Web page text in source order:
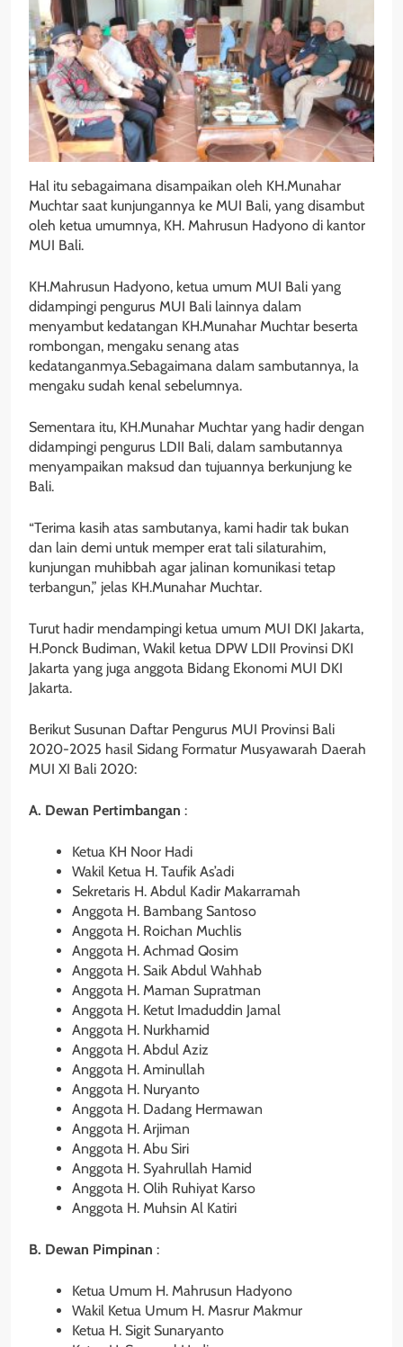
Hal itu sebagaimana disampaikan oleh KH.Munahar
Muchtar saat kunjungannya ke MUI Bali, yang disambut
oleh ketua umumnya, KH. Mahrusun Hadyono di kantor
MUI Bali.
KH.Mahrusun Hadyono, ketua umum MUI Bali yang
didampingi pengurus MUI Bali lainnya dalam
menyambut kedatangan KH.Munahar Muchtar beserta
rombongan, mengaku senang atas
kedatanganmya.Sebagaimana dalam sambutannya, Ia
mengaku sudah kenal sebelumnya.
Sementara itu, KH.Munahar Muchtar yang hadir dengan
didampingi pengurus LDII Bali, dalam sambutannya
menyampaikan maksud dan tujuannya berkunjung ke
Bali.
“Terima kasih atas sambutanya, kami hadir tak bukan
dan lain demi untuk memper erat tali silaturahim,
kunjungan muhibbah agar jalinan komunikasi tetap
terbangun,” jelas KH.Munahar Muchtar.
Turut hadir mendampingi ketua umum MUI DKI Jakarta,
H.Ponck Budiman, Wakil ketua DPW LDII Provinsi DKI
Jakarta yang juga anggota Bidang Ekonomi MUI DKI
Jakarta.
Berikut Susunan Daftar Pengurus MUI Provinsi Bali
2020-2025 hasil Sidang Formatur Musyawarah Daerah
MUI XI Bali 2020:
A. Dewan Pertimbangan :
Ketua KH Noor Hadi
Wakil Ketua H. Taufik As’adi
Sekretaris H. Abdul Kadir Makarramah
Anggota H. Bambang Santoso
Anggota H. Roichan Muchlis
Anggota H. Achmad Qosim
Anggota H. Saik Abdul Wahhab
Anggota H. Maman Supratman
Anggota H. Ketut Imaduddin Jamal
Anggota H. Nurkhamid
Anggota H. Abdul Aziz
Anggota H. Aminullah
Anggota H. Nuryanto
Anggota H. Dadang Hermawan
Anggota H. Arjiman
Anggota H. Abu Siri
Anggota H. Syahrullah Hamid
Anggota H. Olih Ruhiyat Karso
Anggota H. Muhsin Al Katiri
B. Dewan Pimpinan :
Ketua Umum H. Mahrusun Hadyono
Wakil Ketua Umum H. Masrur Makmur
Ketua H. Sigit Sunaryanto